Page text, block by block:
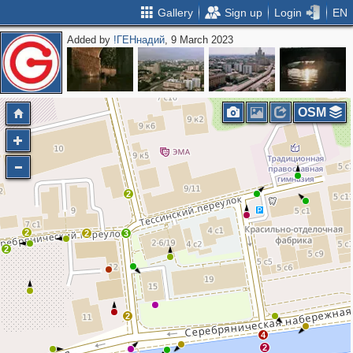
Gallery Sign up Login EN
Added by !ГЕНнадий, 9 March 2023
3
2
3
2
4
2
2
2
2
OSM